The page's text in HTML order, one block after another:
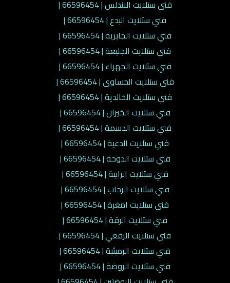
فني ستلايت الاندلس | 66596454 |
فني ستلايت البدع | 66596454 |
فني ستلايت الجابرية | 66596454 |
فني ستلايت الجليعة | 66596454 |
فني ستلايت الجهراء | 66596454 |
فني ستلايت الحساوي | 66596454 |
فني ستلايت الخالدية | 66596454 |
فني ستلايت الخيران | 66596454 |
فني ستلايت الدسمة | 66596454 |
فني ستلايت الدعية | 66596454 |
فني ستلايت الدوحة | 66596454 |
فني ستلايت الرابية | 66596454 |
فني ستلايت الرحاب | 66596454 |
فني ستلايت امغرة | 66596454 |
فني ستلايت الرقة | 66596454 |
فني ستلايت الرقعي | 66596454 |
فني ستلايت الرميثية | 66596454 |
فني ستلايت الروضة | 66596454 |